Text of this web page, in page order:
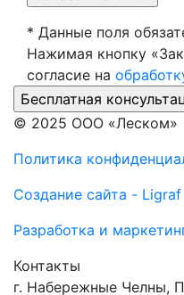
* Данные поля
Нажимая кнопку
согласие на
© 2025 ООО «Леском»
Политика
Создание сайта - Ligraf
Разработка и
Контакты
г. Набережные Челны,